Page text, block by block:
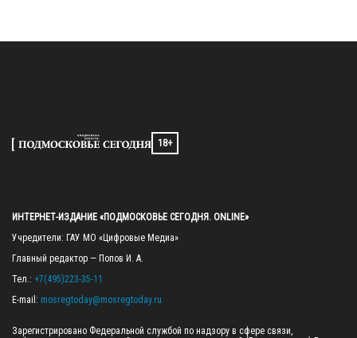
18+
ИНТЕРНЕТ-ИЗДАНИЕ «ПОДМОСКОВЬЕ СЕГОДНЯ. ONLINE»
Учредители: ГАУ МО «Цифровые Медиа»
Главный редактор — Попов И. А.
Тел.: +7(495)223-35-11
E-mail: mosregtoday@mosregtoday.ru
Зарегистрировано Федеральной службой по надзору в сфере связи,